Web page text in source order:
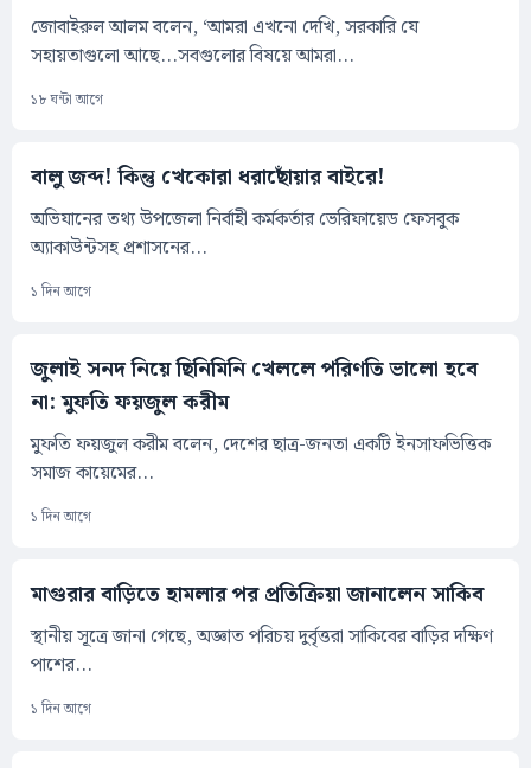
জোবাইরুল আলম বলেন, ‘আমরা এখনো দেখি, সরকারি যে
সহায়তাগুলো আছে...সবগুলোর বিষয়ে আমরা...
১৮ ঘন্টা আগে
বালু জব্দ! কিন্তু খেকোরা ধরাছোঁয়ার বাইরে!
অভিযানের তথ্য উপজেলা নির্বাহী কর্মকর্তার ভেরিফায়েড ফেসবুক
অ্যাকাউন্টসহ প্রশাসনের...
১ দিন আগে
জুলাই সনদ নিয়ে ছিনিমিনি খেললে পরিণতি ভালো হবে
না: মুফতি ফয়জুল করীম
মুফতি ফয়জুল করীম বলেন, দেশের ছাত্র-জনতা একটি ইনসাফভিত্তিক
সমাজ কায়েমের...
১ দিন আগে
মাগুরার বাড়িতে হামলার পর প্রতিক্রিয়া জানালেন সাকিব
স্থানীয় সূত্রে জানা গেছে, অজ্ঞাত পরিচয় দুর্বৃত্তরা সাকিবের বাড়ির দক্ষিণ
পাশের...
১ দিন আগে